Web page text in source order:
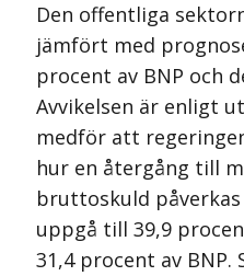
Den offentliga
jämfört med
procent av BNP och
Avvikelsen är enligt
medför att
hur en återgång till
bruttoskuld
uppgå till 39,9
31,4 procent av